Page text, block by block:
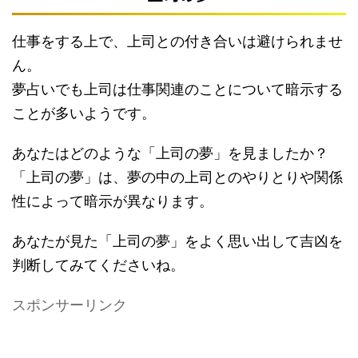
仕事をする上で、上司との付き合いは避けられませ
ん。
夢占いでも上司は仕事関連のことについて暗示する
ことが多いようです。
あなたはどのような「上司の夢」を見ましたか？
「上司の夢」は、夢の中の上司とのやりとりや関係
性によって暗示が異なります。
あなたが見た「上司の夢」をよく思い出して吉凶を
判断してみてくださいね。
スポンサーリンク